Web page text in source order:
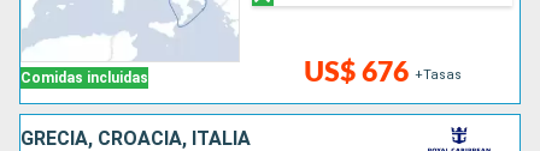
Comidas incluidas US$ 676 +Tasas
GRECIA, CROACIA, ITALIA